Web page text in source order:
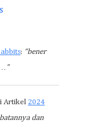
: “bener
Artikel 2024
dan